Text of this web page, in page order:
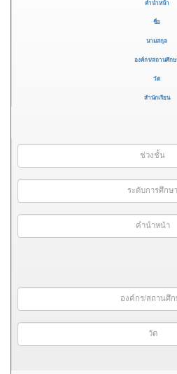
คำนำหน้า
ชื่อ
นามสกุล
องค์กร/สถานศึกษ
วัด
สำนักเรียน
ช่วงชั้น
ระดับการศึกษา
คำนำหน้า
องค์กร/สถานศึ
วัด